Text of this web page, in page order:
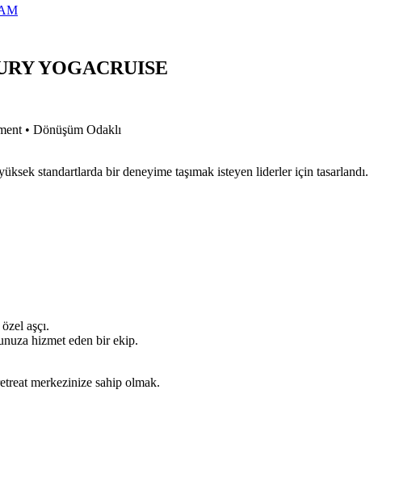
YOGACRUISE
• Dönüşüm Odaklı
standartlarda bir deneyime taşımak isteyen liderler için tasarlandı.
aşçı.
hizmet eden bir ekip.
merkezinize sahip olmak.